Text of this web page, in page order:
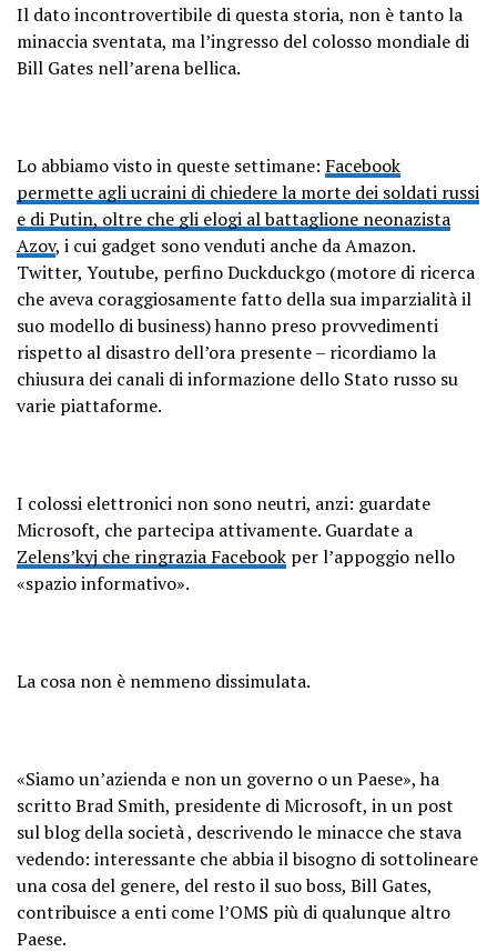
Il dato incontrovertibile di questa storia, non è tanto la
minaccia sventata, ma l’ingresso del colosso mondiale di
Bill Gates nell’arena bellica.
Lo abbiamo visto in queste settimane: Facebook
permette agli ucraini di chiedere la morte dei soldati russi
e di Putin, oltre che gli elogi al battaglione neonazista
Azov, i cui gadget sono venduti anche da Amazon.
Twitter, Youtube, perfino Duckduckgo (motore di ricerca
che aveva coraggiosamente fatto della sua imparzialità il
suo modello di business) hanno preso provvedimenti
rispetto al disastro dell’ora presente – ricordiamo la
chiusura dei canali di informazione dello Stato russo su
varie piattaforme.
I colossi elettronici non sono neutri, anzi: guardate
Microsoft, che partecipa attivamente. Guardate a
Zelens’kyj che ringrazia Facebook per l’appoggio nello
«spazio informativo».
La cosa non è nemmeno dissimulata.
«Siamo un’azienda e non un governo o un Paese», ha
scritto Brad Smith, presidente di Microsoft, in un post
sul blog della società , descrivendo le minacce che stava
vedendo: interessante che abbia il bisogno di sottolineare
una cosa del genere, del resto il suo boss, Bill Gates,
contribuisce a enti come l’OMS più di qualunque altro
Paese.